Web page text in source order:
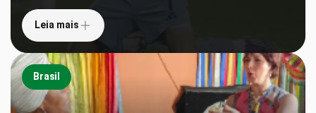
Leia mais
Brasil